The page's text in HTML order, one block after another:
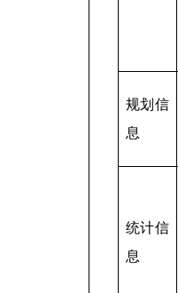
规划信
息
统计信
息